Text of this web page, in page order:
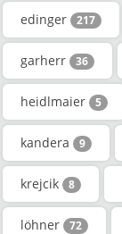
edinger 217
garherr 36
heidlmaier 5
kandera 9
krejcik 8
löhner 72